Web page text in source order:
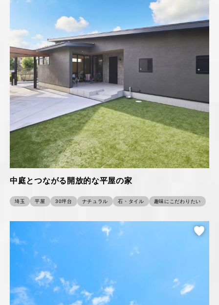
中庭とつながる開放的な平屋の家
埼玉 平屋 30坪台 ナチュラル 石・タイル 趣味にこだわりたい